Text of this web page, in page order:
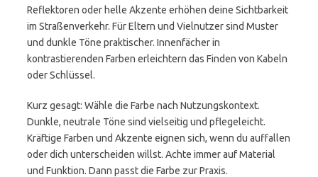
Reflektoren oder helle Akzente erhöhen deine Sichtbarkeit
im Straßenverkehr. Für Eltern und Vielnutzer sind Muster
und dunkle Töne praktischer. Innenfächer in
kontrastierenden Farben erleichtern das Finden von Kabeln
oder Schlüssel.
Kurz gesagt: Wähle die Farbe nach Nutzungskontext.
Dunkle, neutrale Töne sind vielseitig und pflegeleicht.
Kräftige Farben und Akzente eignen sich, wenn du auffallen
oder dich unterscheiden willst. Achte immer auf Material
und Funktion. Dann passt die Farbe zur Praxis.